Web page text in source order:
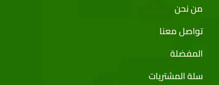
من نحن
تواصل معنا
المفضلة
سلة المشتريات